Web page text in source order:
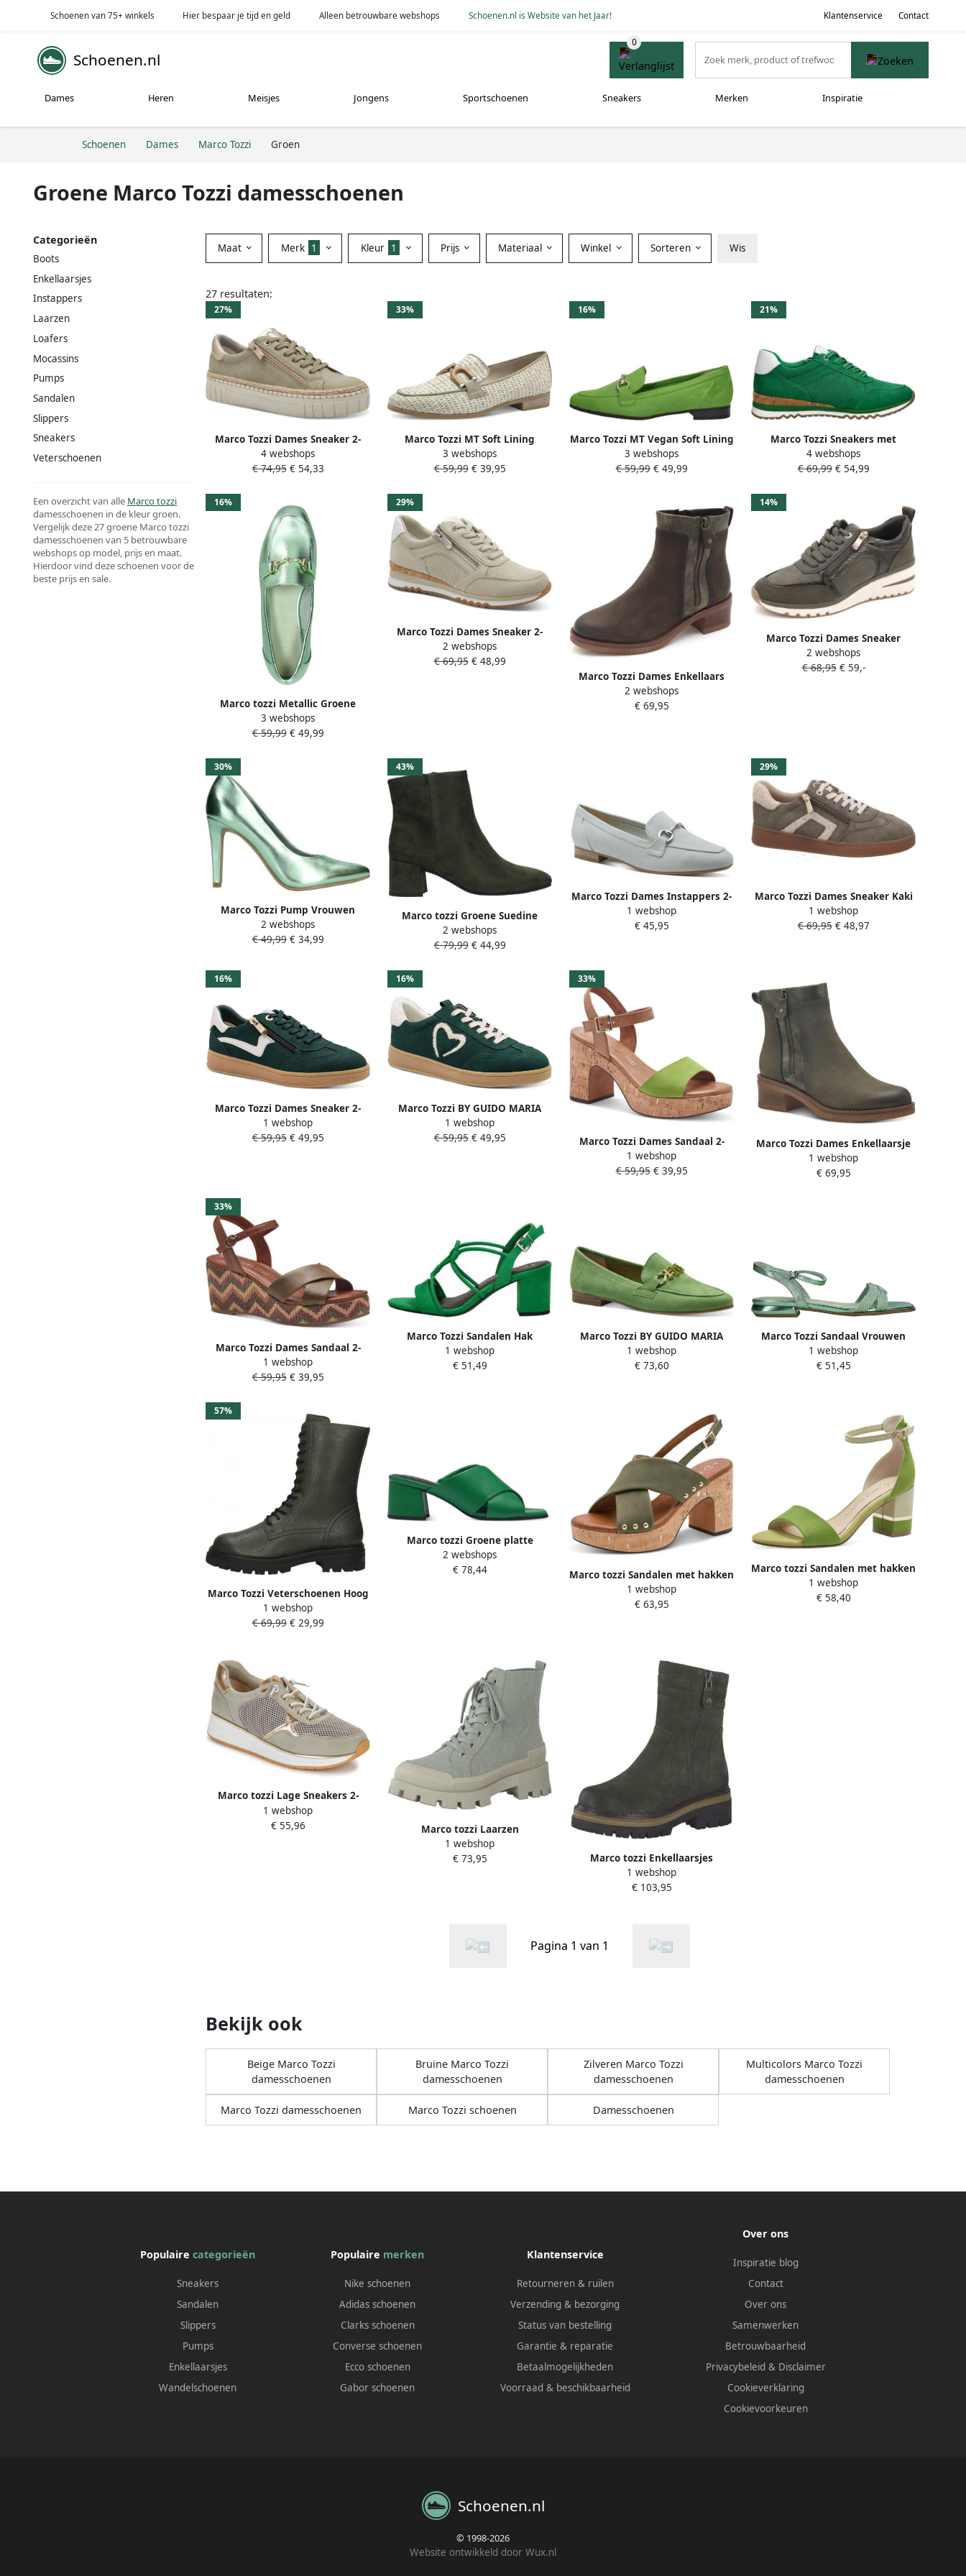
Schoenen van 75+ winkels Hier bespaar je tijd en geld Alleen betrouwbare webshops Schoenen.nl is Website van het Jaar! Klantenservice Contact
Schoenen.nl
Dames Heren Meisjes Jongens Sportschoenen Sneakers Merken Inspiratie
Schoenen Dames Marco Tozzi Groen
Groene Marco Tozzi damesschoenen
Categorieën
Boots
Enkellaarsjes
Instappers
Laarzen
Loafers
Mocassins
Pumps
Sandalen
Slippers
Sneakers
Veterschoenen
Een overzicht van alle Marco tozzi
damesschoenen in de kleur groen.
Vergelijk deze 27 groene Marco tozzi
damesschoenen van 5 betrouwbare
webshops op model, prijs en maat.
Hierdoor vind deze schoenen voor de
beste prijs en sale.
Maat Merk 1 Kleur 1 Prijs Materiaal Winkel Sorteren Wis
27 resultaten:
27%
Marco Tozzi Dames Sneaker 2-
23773-44 765 F-breedte
4 webshops
€ 74,95€ 54,33
33%
Marco Tozzi MT Soft Lining
Dames Slippers en Sandalen
MOSS
3 webshops
€ 59,99€ 39,95
16%
Marco Tozzi MT Vegan Soft Lining
+ Feel Me insole Dames Slippers
APPLE
3 webshops
€ 59,99€ 49,99
21%
Marco Tozzi Sneakers met
sleehak vrijetijdsschoen lage
schoen veterschoen in vegan
4 webshops
€ 69,99€ 54,99
16%
Marco tozzi Metallic Groene
Loafer Green Dames
3 webshops
€ 59,99€ 49,99
29%
Marco Tozzi Dames Sneaker 2-
23781-41 703 F-breedte
2 webshops
€ 69,95€ 48,99
Marco Tozzi Dames Enkellaars
-25064-726 Kakigroen
2 webshops
€ 69,95
14%
Marco Tozzi Dames Sneaker
23767-726 Groen
2 webshops
€ 68,95€ 59,-
30%
Marco Tozzi Pump Vrouwen
Groen
2 webshops
€ 49,99€ 34,99
43%
Marco tozzi Groene Suedine
Enkellaars met Golvend Patroon
Green Dames
2 webshops
€ 79,99€ 44,99
Marco Tozzi Dames Instappers 2-
24212-42 742 F-breedte
1 webshop
€ 45,95
29%
Marco Tozzi Dames Sneaker Kaki
1 webshop
€ 69,95€ 48,97
16%
Marco Tozzi Dames Sneaker 2-
23777-45 706 F-breedte
1 webshop
€ 59,95€ 49,95
16%
Marco Tozzi BY GUIDO MARIA
KRETSCHMER Dames Sneaker 2-
83707-45 706 F-breedte
1 webshop
€ 59,95€ 49,95
33%
Marco Tozzi Dames Sandaal 2-
28008-42 757 F1 2-Schoenbreedte
1 webshop
€ 59,95€ 39,95
Marco Tozzi Dames Enkellaarsje
2-25064-43 726 F-breedte
1 webshop
€ 69,95
33%
Marco Tozzi Dames Sandaal 2-
28397-42 712 F1 2-Schoenbreedte
1 webshop
€ 59,95€ 39,95
Marco Tozzi Sandalen Hak
Sandalen Hak Groen
1 webshop
€ 51,49
Marco Tozzi BY GUIDO MARIA
KRETSCHMER Dames Instappers
2-84200-42 707 F-breedte
1 webshop
€ 73,60
Marco Tozzi Sandaal Vrouwen
Groen
1 webshop
€ 51,45
57%
Marco Tozzi Veterschoenen Hoog
Veterschoenen Hoog groen
1 webshop
€ 69,99€ 29,99
Marco tozzi Groene platte
sandalen voor vrouwen Green
Dames
2 webshops
€ 78,44
Marco tozzi Sandalen met hakken
1 webshop
€ 63,95
Marco tozzi Sandalen met hakken
1 webshop
€ 58,40
Marco tozzi Lage Sneakers 2-
23731-42-765
1 webshop
€ 55,96
Marco tozzi Laarzen
1 webshop
€ 73,95
Marco tozzi Enkellaarsjes
1 webshop
€ 103,95
Pagina 1 van 1
Bekijk ook
Beige Marco Tozzi
damesschoenen
Bruine Marco Tozzi
damesschoenen
Zilveren Marco Tozzi
damesschoenen
Multicolors Marco Tozzi
damesschoenen
Marco Tozzi damesschoenen Marco Tozzi schoenen Damesschoenen
Populairecategorieën
Sneakers
Sandalen
Slippers
Pumps
Enkellaarsjes
Wandelschoenen
Populaire merken
Nike schoenen
Adidas schoenen
Clarks schoenen
Converse schoenen
Ecco schoenen
Gabor schoenen
Klantenservice
Retourneren & ruilen
Verzending & bezorging
Status van bestelling
Garantie & reparatie
Betaalmogelijkheden
Voorraad & beschikbaarheid
Over ons
Inspiratie blog
Contact
Over ons
Samenwerken
Betrouwbaarheid
Privacybeleid & Disclaimer
Cookieverklaring
Cookievoorkeuren
Schoenen.nl
© 1998-2026
Website ontwikkeld door Wux.nl